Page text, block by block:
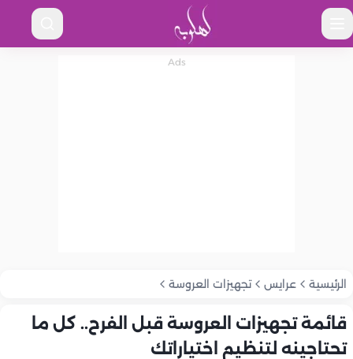
الرئيسية عرايس تجهيزات العروسة
قائمة تجهيزات العروسة قبل الفرح.. كل ما
تحتاجينه لتنظيم اختياراتك